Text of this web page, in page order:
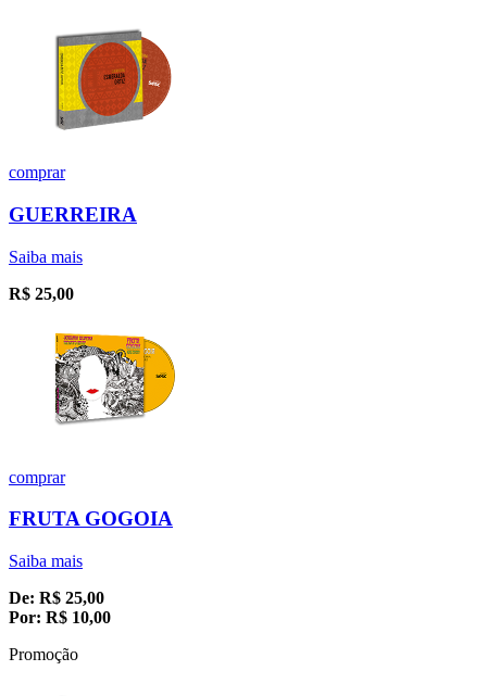
comprar
GUERREIRA
Saiba mais
R$ 25,00
comprar
FRUTA GOGOIA
Saiba mais
De: R$ 25,00
Por: R$ 10,00
Promoção